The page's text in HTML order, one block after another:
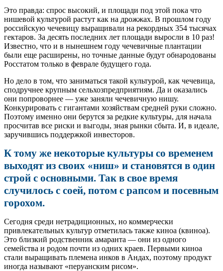
Это правда: спрос высокий, и площади под этой пока что
нишевой культурой растут как на дрожжах. В прошлом году
российскую чечевицу выращивали на рекордных 354 тысячах
гектаров. За десять последних лет площади выросли в 10 раз!
Известно, что и в нынешнем году чечевичные плантации
были еще расширены, но точные данные будут обнародованы
Росстатом только в феврале будущего года.
Но дело в том, что заниматься такой культурой, как чечевица,
сподручнее крупным сельхозпредприятиям. Да и оказались
они попроворнее — уже заняли чечевичную нишу.
Конкурировать с гигантами хозяйствам средней руки сложно.
Поэтому именно они берутся за редкие культуры, для начала
просчитав все риски и выгоды, зная рынки сбыта. И, в идеале,
заручившись поддержкой инвесторов.
К тому же некоторые культуры со временем
выходят из своих «ниш» и становятся в один
строй с основными. Так в свое время
случилось с соей, потом с рапсом и посевным
горохом.
Сегодня среди нетрадиционных, но коммерчески
привлекательных культур отметилась также киноа (квиноа).
Это близкий родственник амаранта — они из одного
семейства и родом почти из одних краев. Первыми киноа
стали выращивать племена инков в Андах, поэтому продукт
иногда называют «перуанским рисом».